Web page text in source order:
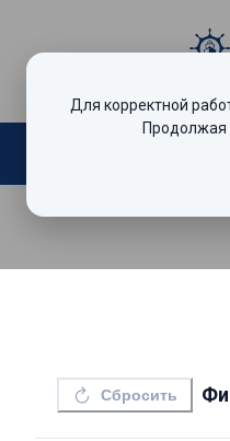
Сбросить
Для корректной
Продолжая